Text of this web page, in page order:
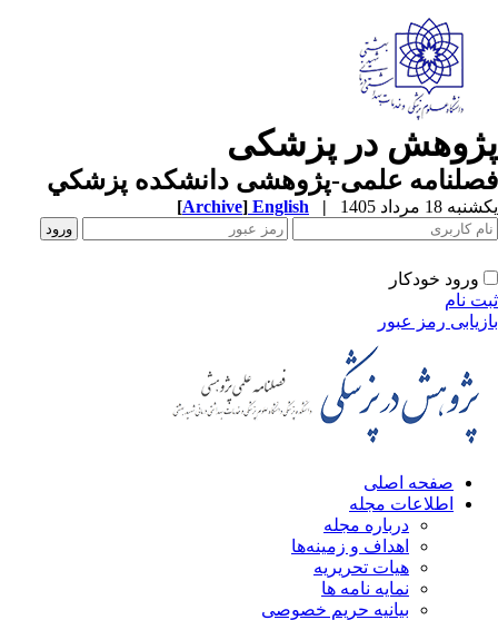
در پزشکی
علمی-پژوهشی دانشکده پزشکي
18 مرداد 1405 |
English
[Archive]
ورود خودکار
نام
رمز عبور
صفحه اصلی
اطلاعات مجله
درباره مجله
اهداف و زمینه‌ها
هیات تحریریه
نمایه نامه ها
بیانیه حریم خصوصی